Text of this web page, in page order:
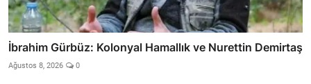
İbrahim Gürbüz: Kolonyal Hamallık ve Nurettin Demirtaş
Ağustos 8, 2026 0